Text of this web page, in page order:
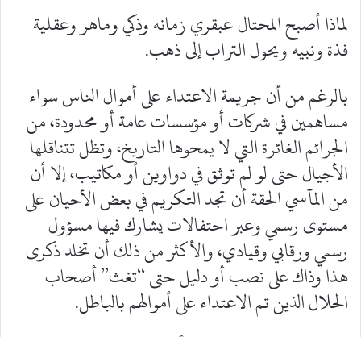
لماذا أصبح المحتال عبقري زمانه وذكي وماهر وعقلية
فذة ونبيه ويحول التراب إلى ذهب.
بالرغم من أن جريمة الاعتداء على أموال الناس سواء
مساهمين في شركات أو مؤسسات عامة أو محدودة، من
الجرائم الغائرة التي لا يمحوها التاريخ، وتظل تتناقلها
الأجيال حتى لو لم توثق في دواوين أو مكاتيب، إلا أن
من المآسي الحقة أن تجد التكريم في بعض الأحيان على
مستوى رسمي وعبر احتفالات يشارك فيها مسؤول
رسمي ورقابي وقيادي، والأكثر من ذلك أن تخلد ذكرى
هذا وذاك على نصب أو دليل حتى “تغث” أصحاب
الحلال الذين تم الاعتداء على أموالهم بالباطل.